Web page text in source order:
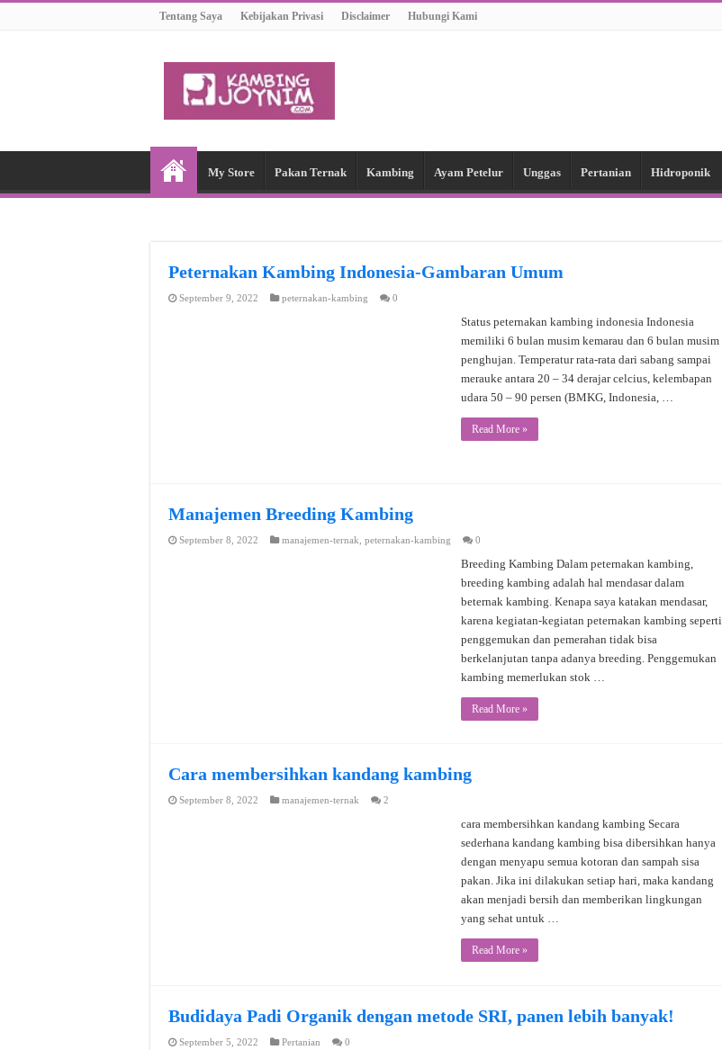
Tentang Saya Kebijakan Privasi Disclaimer Hubungi Kami
My Store Pakan Ternak Kambing Ayam Petelur Unggas Pertanian Hidroponik
Peternakan Kambing Indonesia-Gambaran Umum
September 9, 2022 peternakan-kambing 0
Status peternakan kambing indonesia Indonesia
memiliki 6 bulan musim kemarau dan 6 bulan musim
penghujan. Temperatur rata-rata dari sabang sampai
merauke antara 20 – 34 derajar celcius, kelembapan
udara 50 – 90 persen (BMKG, Indonesia, …
Read More »
Manajemen Breeding Kambing
September 8, 2022 manajemen-ternak peternakan-kambing 0
Breeding Kambing Dalam peternakan kambing,
breeding kambing adalah hal mendasar dalam
beternak kambing. Kenapa saya katakan mendasar,
karena kegiatan-kegiatan peternakan kambing seperti
penggemukan dan pemerahan tidak bisa
berkelanjutan tanpa adanya breeding. Penggemukan
kambing memerlukan stok …
Read More »
Cara membersihkan kandang kambing
September 8, 2022 manajemen-ternak 2
cara membersihkan kandang kambing Secara
sederhana kandang kambing bisa dibersihkan hanya
dengan menyapu semua kotoran dan sampah sisa
pakan. Jika ini dilakukan setiap hari, maka kandang
akan menjadi bersih dan memberikan lingkungan
yang sehat untuk …
Read More »
Budidaya Padi Organik dengan metode SRI, panen lebih banyak!
September 5, 2022 Pertanian 0